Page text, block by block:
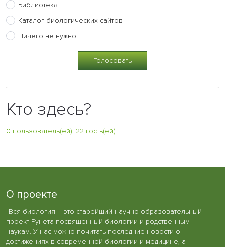
Библиотека
Каталог биологических сайтов
Ничего не нужно
Кто здесь?
0 пользователь(ей), 22 гость(ей) :
О проекте
"Вся биология" - это старейший научно-образовательный
проект Рунета посвященный биологии и родственным
наукам. У нас можно почитать последние новости о
достижениях в современной биологии и медицине, а